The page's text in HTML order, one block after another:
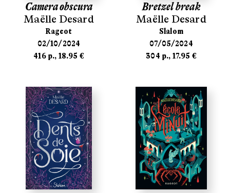
Camera obscura
Maëlle Desard
Rageot
02/10/2024
416 p., 18.95 €
Bretzel break
Maëlle Desard
Slalom
07/05/2024
304 p., 17.95 €